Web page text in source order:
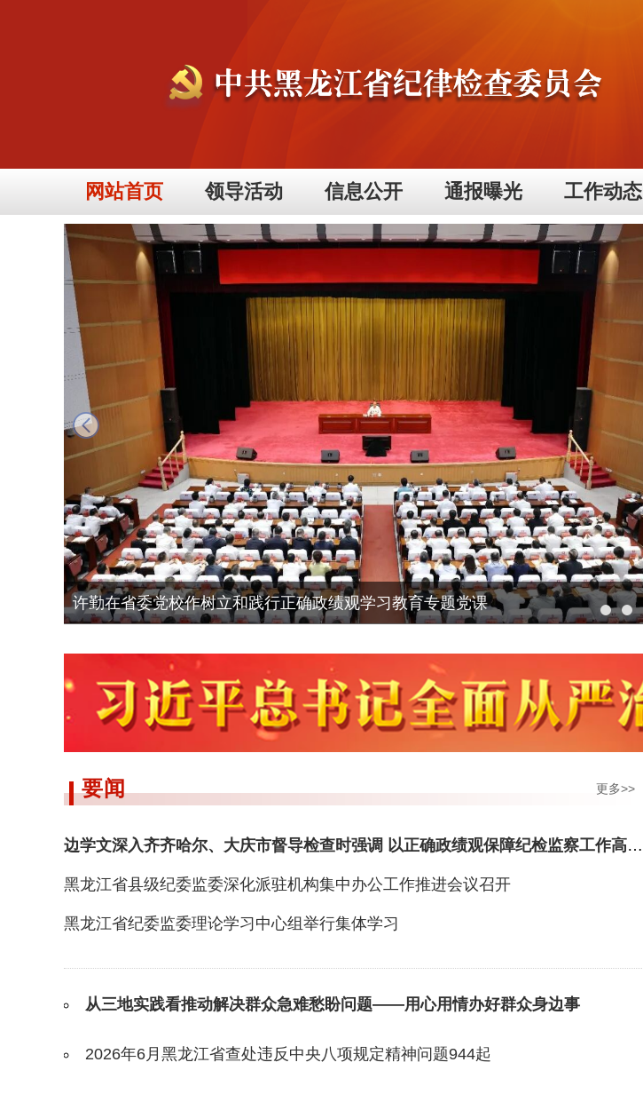
网站首页 领导活动 信息公开 通报曝光 工作动态
许勤在省委党校作树立和践行正确政绩观学习教育专题党课
要闻 更多>>
边学文深入齐齐哈尔、大庆市督导检查时强调 以正确政绩观保障纪检监察工作高质量发展
黑龙江省县级纪委监委深化派驻机构集中办公工作推进会议召开
黑龙江省纪委监委理论学习中心组举行集体学习
从三地实践看推动解决群众急难愁盼问题——用心用情办好群众身边事
2026年6月黑龙江省查处违反中央八项规定精神问题944起